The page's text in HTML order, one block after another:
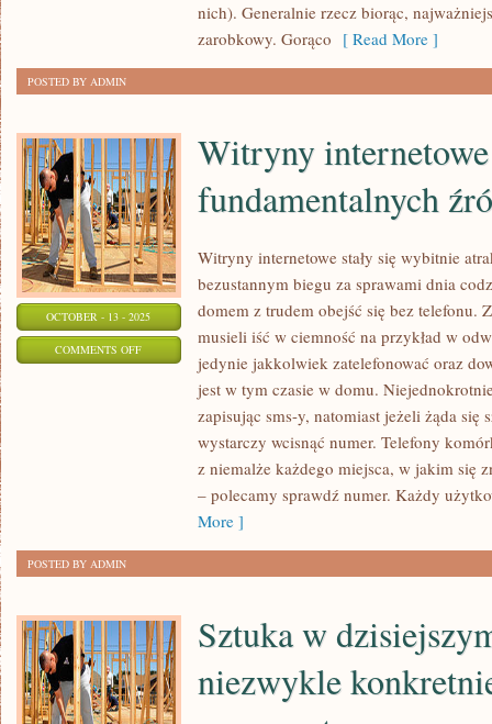
nich). Generalnie rzecz biorąc,
zarobkowy. Gorąco [ Read More ]
POSTED BY ADMIN
OCTOBER - 13 - 2025
COMMENTS OFFON
INTERNETOWE
FUNDAMENTALNYCH
Witryny
fundamentalnych
Witryny internetowe stały się wybitnie
bezustannym biegu za sprawami dnia
domem z trudem obejść się bez telefonu.
musieli iść w ciemność na przykład w
jedynie jakkolwiek zatelefonować oraz
jest w tym czasie w domu.
zapisując sms-y, natomiast jeżeli żąda się
wystarczy wcisnąć numer. Telefony
z niemalże każdego miejsca, w jakim się
– polecamy sprawdź numer. Każdy
More ]
POSTED BY ADMIN
Sztuka w
niezwykle